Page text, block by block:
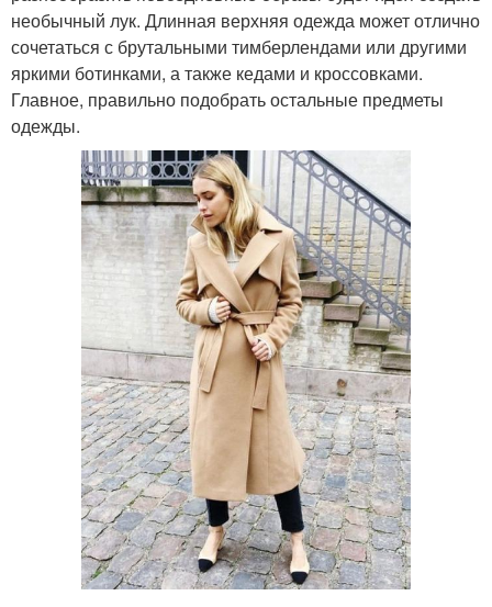
необычный лук. Длинная верхняя одежда может отлично
сочетаться с брутальными тимберлендами или другими
яркими ботинками, а также кедами и кроссовками.
Главное, правильно подобрать остальные предметы
одежды.